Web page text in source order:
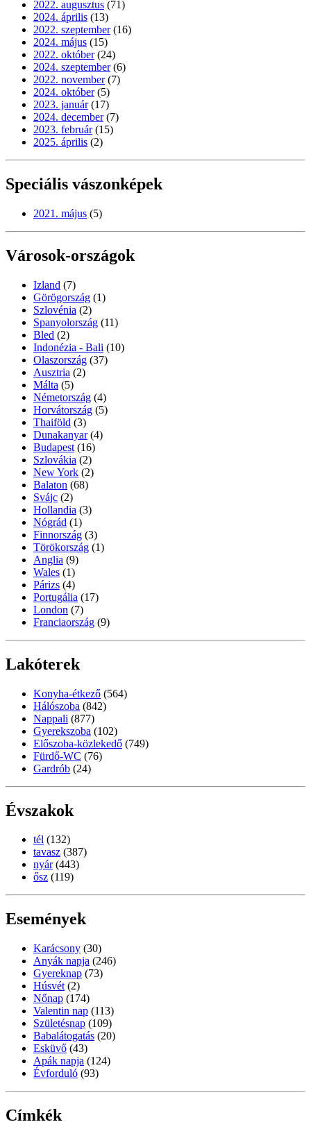
2022. augusztus (71)
2024. április (13)
2022. szeptember (16)
2024. május (15)
2022. október (24)
2024. szeptember (6)
2022. november (7)
2024. október (5)
2023. január (17)
2024. december (7)
2023. február (15)
2025. április (2)
Speciális vászonképek
2021. május (5)
Városok-országok
Izland (7)
Görögország (1)
Szlovénia (2)
Spanyolország (11)
Bled (2)
Indonézia - Bali (10)
Olaszország (37)
Ausztria (2)
Málta (5)
Németország (4)
Horvátország (5)
Thaiföld (3)
Dunakanyar (4)
Budapest (16)
Szlovákia (2)
New York (2)
Balaton (68)
Svájc (2)
Hollandia (3)
Nógrád (1)
Finnország (3)
Törökország (1)
Anglia (9)
Wales (1)
Párizs (4)
Portugália (17)
London (7)
Franciaország (9)
Lakóterek
Konyha-étkező (564)
Hálószoba (842)
Nappali (877)
Gyerekszoba (102)
Előszoba-közlekedő (749)
Fürdő-WC (76)
Gardrób (24)
Évszakok
tél (132)
tavasz (387)
nyár (443)
ősz (119)
Események
Karácsony (30)
Anyák napja (246)
Gyereknap (73)
Húsvét (2)
Nőnap (174)
Valentin nap (113)
Születésnap (109)
Babalátogatás (20)
Esküvő (43)
Apák napja (124)
Évforduló (93)
Címkék